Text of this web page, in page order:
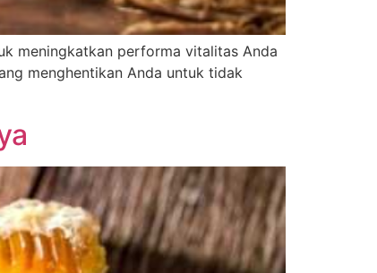
meningkatkan performa vitalitas Anda
menghentikan Anda untuk tidak